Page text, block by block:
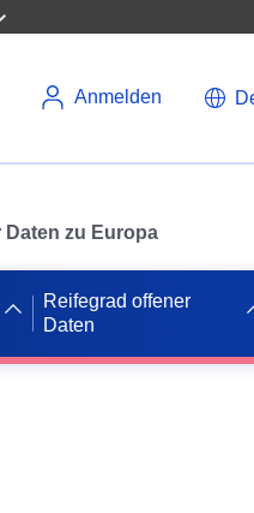
Anmelden
Daten zu Europa
Reifegrad offener
Daten